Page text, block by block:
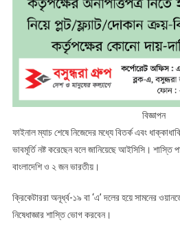
বিজ্ঞাপন
ফাইনাল ম্যাচ শেষে নিজেদের মধ্যে বিতর্ক এবং
ভাবমূর্তি নষ্ট করেছেন বলে জানিয়েছে আইসিসি। শাস্তি
বাংলাদেশি ও ২ জন ভারতীয়।
ক্রিকেটাররা অনূর্ধ্ব-১৯ বা ‘এ’ দলের হয়ে সামনের
নিষেধাজ্ঞার শাস্তি ভোগ করবেন।